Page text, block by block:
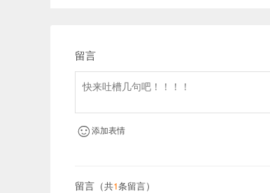
留言
添加表情
留言（共1条留言）